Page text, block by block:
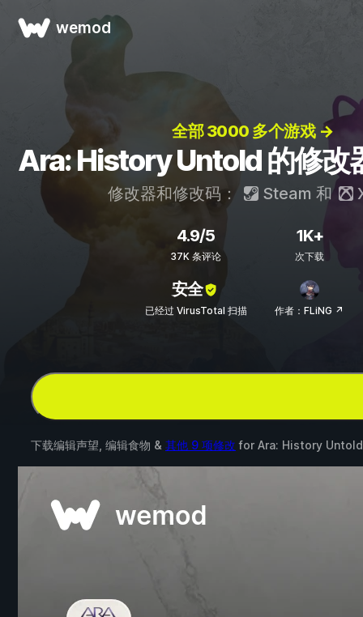
wemod
全部 3000 多个游戏 →
Ara: History Untold 的修改
修改器和修改码： Steam 和
4.9/5
37K 条评论
1K+
次下载
安全
已经过 VirusTotal 扫描 作者：FLiNG ↗
下载编辑声望, 编辑食物 & 其他 9 项修改 for Ara: History Untold